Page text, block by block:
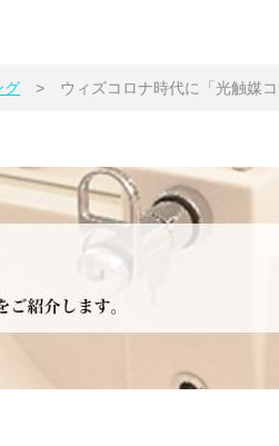
グ > ウィズコロナ時代に「光触媒